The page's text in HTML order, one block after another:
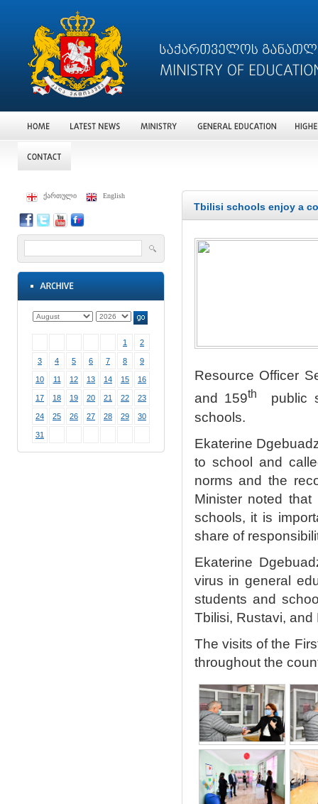
ქართული English
1 2
3 4 5 6 7 8 9
10 11 12 13 14 15 16
17 18 19 20 21 22 23
24 25 26 27 28 29 30
31
Tbilisi schools enjoy a
Resource Officer
and 159th
public
schools.
Ekaterine
to school and
norms and the
Minister noted
schools, it is
share of
Ekaterine
virus in general
students and
Tbilisi, Rustavi,
The visits of the
throughout the